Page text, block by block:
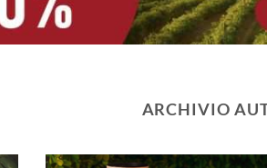
ARCHIVIO